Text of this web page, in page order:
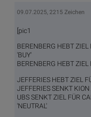
09.07.2025, 2215 Zeichen
[pic1
BERENBERG HEBT
'BUY'
BERENBERG HEBT
JEFFERIES HEBT ZIEL
JEFFERIES SENKT
UBS SENKT ZIEL FÜR
'NEUTRAL'